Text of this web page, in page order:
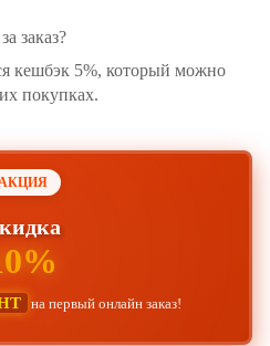
заказ?
кешбэк 5%, который можно
покупках.
АКЦИЯ
на первый онлайн заказ!